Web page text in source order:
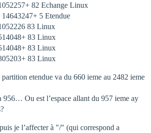
82 Echange Linux
5 Etendue
83 Linux
83 Linux
83 Linux
83 Linux
partition etendue va du 660 ieme au 2482 ieme
956… Ou est l’espace allant du 957 ieme ay
je l’affecter à "/" (qui correspond a